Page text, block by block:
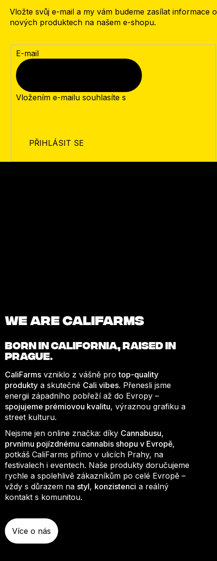
Vložte svůj e-mail a my vám budeme zasílat informace o
nových produktech na našem e-shopu.
E-mail
Vložením e-mailu souhlasíte s
PŘIHLÁSIT SE
We are Califarms
BORN INCALIFORNIA, RAISED IN
PRAGUE.
CaliFarms vzniklo z vášně protop-quality
produkty a skutečné Cali vibes. Přenesli jsme
energii západního pobřeží až do Evropy –
spojujeme prémiovou kvalitu, výraznou grafiku a
street kulturu.
Nejsme jen online značka: díky Cannabusu,
prvnímu pojízdnému cannabis shopu v Evropě,
potkáš CaliFarms přímo v ulicích Prahy, na
festivalech i eventech. Naše produkty doručujeme
rychle a spolehlivě zákazníkům po celé Evropě –
vždy s důrazem na styl, konzistenci a reálný
kontakt s komunitou.
Více o nás